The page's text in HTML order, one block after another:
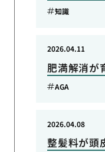
知識
肥満解消が
2026.04.11
AGA
整髪料が頭
2026.04.08